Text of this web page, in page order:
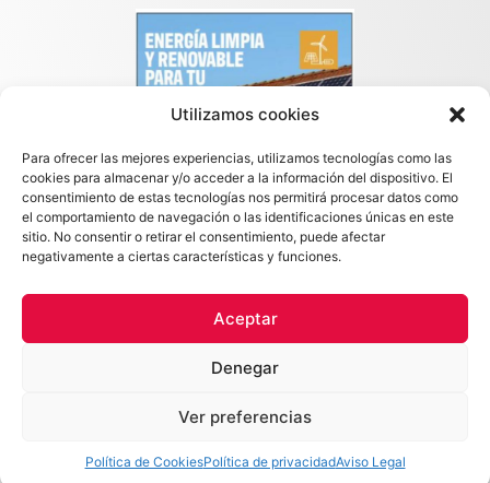
Utilizamos cookies
Para ofrecer las mejores experiencias, utilizamos tecnologías como las
cookies para almacenar y/o acceder a la información del dispositivo. El
consentimiento de estas tecnologías nos permitirá procesar datos como
el comportamiento de navegación o las identificaciones únicas en este
sitio. No consentir o retirar el consentimiento, puede afectar
negativamente a ciertas características y funciones.
Aceptar
Denegar
Ver preferencias
Política de CookiesPolítica de privacidadAviso Legal
POLÍTICA DE PRIVACIDADPOLÍTICA DE COOKIES